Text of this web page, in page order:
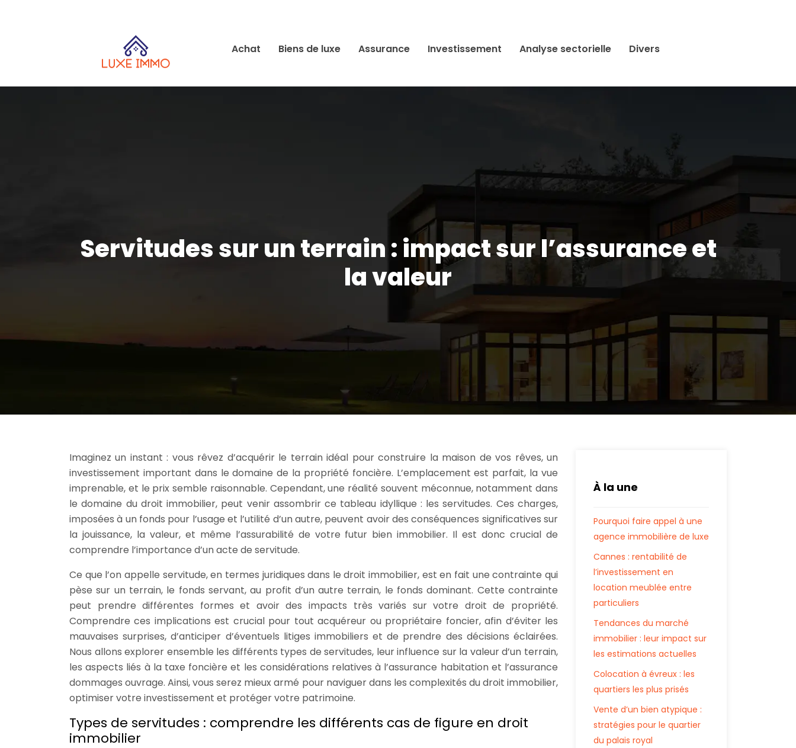
Achat Biens de luxe Assurance Investissement Analyse sectorielle Divers
Servitudes sur un terrain : impact sur l’assurance et
la valeur
Imaginez un instant : vous rêvez d’acquérir le terrain idéal pour construire la maison de vos rêves, un
investissement important dans le domaine de la propriété foncière. L’emplacement est parfait, la vue
imprenable, et le prix semble raisonnable. Cependant, une réalité souvent méconnue, notamment dans
le domaine du droit immobilier, peut venir assombrir ce tableau idyllique : les servitudes. Ces charges,
imposées à un fonds pour l’usage et l’utilité d’un autre, peuvent avoir des conséquences significatives sur
la jouissance, la valeur, et même l’assurabilité de votre futur bien immobilier. Il est donc crucial de
comprendre l’importance d’un acte de servitude.
Ce que l’on appelle servitude, en termes juridiques dans le droit immobilier, est en fait une contrainte qui
pèse sur un terrain, le fonds servant, au profit d’un autre terrain, le fonds dominant. Cette contrainte
peut prendre différentes formes et avoir des impacts très variés sur votre droit de propriété.
Comprendre ces implications est crucial pour tout acquéreur ou propriétaire foncier, afin d’éviter les
mauvaises surprises, d’anticiper d’éventuels litiges immobiliers et de prendre des décisions éclairées.
Nous allons explorer ensemble les différents types de servitudes, leur influence sur la valeur d’un terrain,
les aspects liés à la taxe foncière et les considérations relatives à l’assurance habitation et l’assurance
dommages ouvrage. Ainsi, vous serez mieux armé pour naviguer dans les complexités du droit immobilier,
optimiser votre investissement et protéger votre patrimoine.
Types de servitudes : comprendre les différents cas de figure en droit
immobilier
À la une
Pourquoi faire appel à une
agence immobilière de luxe
Cannes : rentabilité de
l’investissement en
location meublée entre
particuliers
Tendances du marché
immobilier : leur impact sur
les estimations actuelles
Colocation à évreux : les
quartiers les plus prisés
Vente d’un bien atypique :
stratégies pour le quartier
du palais royal